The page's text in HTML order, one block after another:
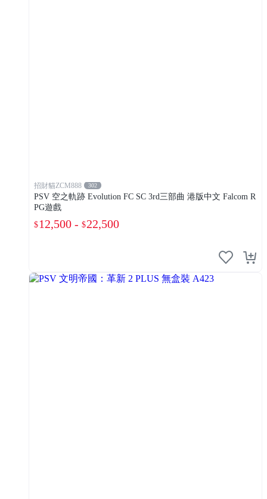
招財貓ZCM888 302
PSV 空之軌跡 Evolution FC SC 3rd三部曲 港版中文 Falcom R
PG遊戲
$12,500 - $22,500